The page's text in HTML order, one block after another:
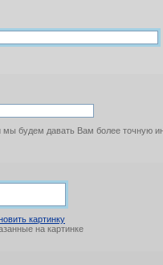
мы будем давать Вам более точную
картинку
на картинке